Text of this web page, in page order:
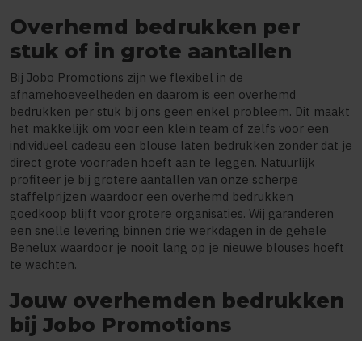
Overhemd bedrukken per
stuk of in grote aantallen
Bij Jobo Promotions zijn we flexibel in de
afnamehoeveelheden en daarom is een overhemd
bedrukken per stuk bij ons geen enkel probleem. Dit maakt
het makkelijk om voor een klein team of zelfs voor een
individueel cadeau een blouse laten bedrukken zonder dat je
direct grote voorraden hoeft aan te leggen. Natuurlijk
profiteer je bij grotere aantallen van onze scherpe
staffelprijzen waardoor een overhemd bedrukken
goedkoop blijft voor grotere organisaties. Wij garanderen
een snelle levering binnen drie werkdagen in de gehele
Benelux waardoor je nooit lang op je nieuwe blouses hoeft
te wachten.
Jouw overhemden bedrukken
bij Jobo Promotions